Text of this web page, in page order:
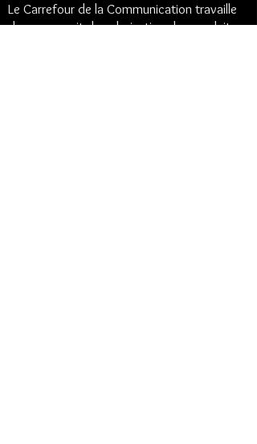
Le Carrefour de la Communication travaille
dans un esprit de valorisation des produits